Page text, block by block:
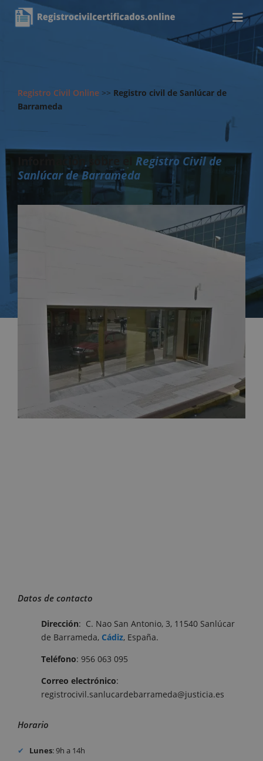
Registro Civil Online >> Registro civil de Sanlúcar de
Barrameda
Información sobre el Registro Civil de
Sanlúcar de Barrameda
Datos de contacto
Dirección: C. Nao San Antonio, 3, 11540 Sanlúcar
de Barrameda, Cádiz, España.
Teléfono: 956 063 095
Correo electrónico:
registrocivil.sanlucardebarrameda@justicia.es
Horario
Lunes: 9h a 14h